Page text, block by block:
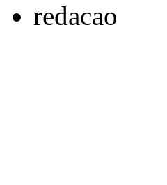
redacao